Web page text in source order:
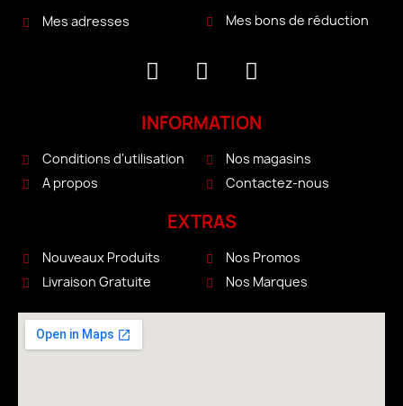
Mes adresses
Mes bons de réduction
INFORMATION
Conditions d'utilisation
A propos
Nos magasins
Contactez-nous
EXTRAS
Nouveaux Produits
Livraison Gratuite
Nos Promos
Nos Marques